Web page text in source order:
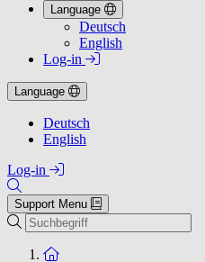
Language
Deutsch
English
Log-in
Language
Deutsch
English
Log-in
Support Menu
Suche
Zur Startseite